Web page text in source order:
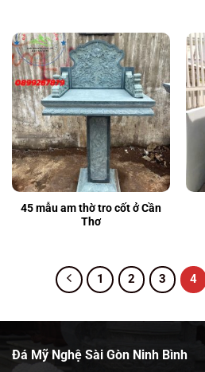
45 mẫu am thờ tro cốt ở Cần
Thơ
1 2 3 4
Đá Mỹ Nghệ Sài Gòn Ninh Bình